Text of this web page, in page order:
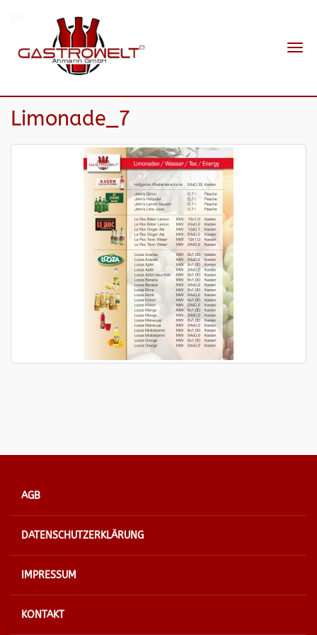
Limonade_7
AGB
DATENSCHUTZERKLÄRUNG
IMPRESSUM
KONTAKT